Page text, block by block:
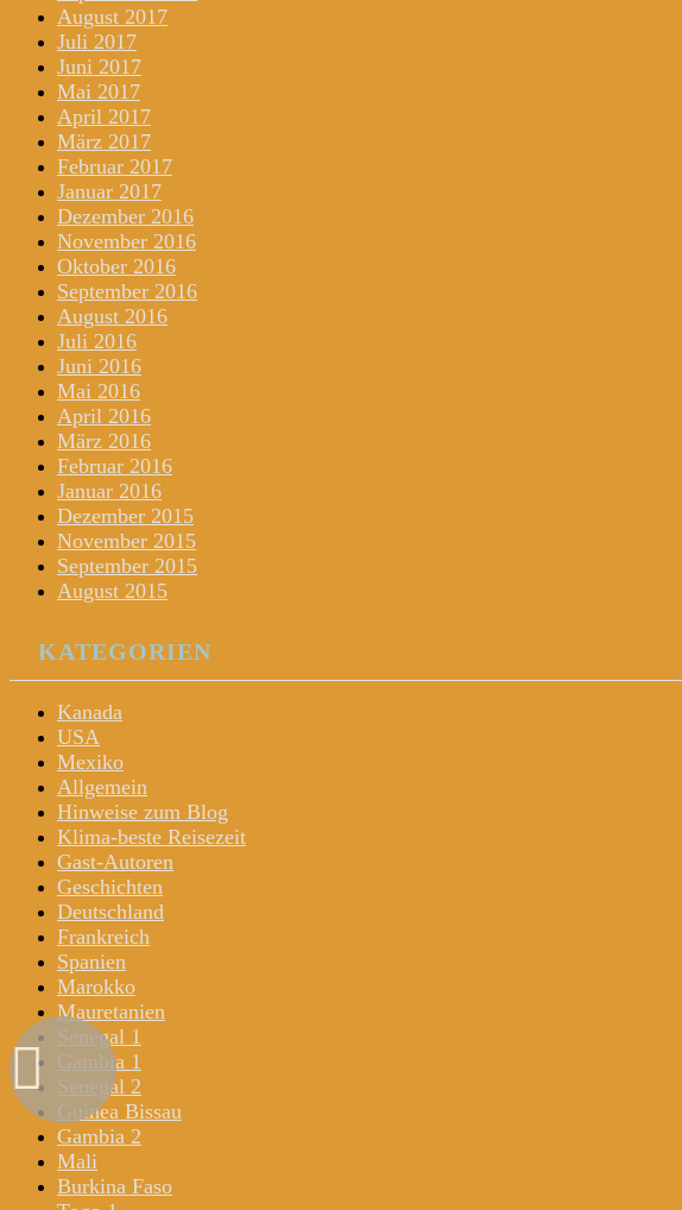
August 2017
Juli 2017
Juni 2017
Mai 2017
April 2017
März 2017
Februar 2017
Januar 2017
Dezember 2016
November 2016
Oktober 2016
September 2016
August 2016
Juli 2016
Juni 2016
Mai 2016
April 2016
März 2016
Februar 2016
Januar 2016
Dezember 2015
November 2015
September 2015
August 2015
KATEGORIEN
Kanada
USA
Mexiko
Allgemein
Hinweise zum Blog
Klima-beste Reisezeit
Gast-Autoren
Geschichten
Deutschland
Frankreich
Spanien
Marokko
Mauretanien
Senegal 1
Gambia 1
Senegal 2
Guinea Bissau
Gambia 2
Mali
Burkina Faso